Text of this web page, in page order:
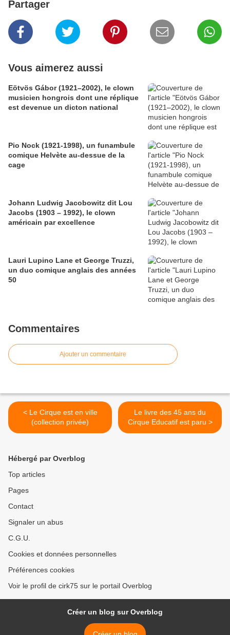
Partager
Vous aimerez aussi
Eötvös Gábor (1921–2002), le clown
musicien hongrois dont une réplique
est devenue un dicton national
Pio Nock (1921-1998), un funambule
comique Helvète au-dessue de la
cage
Johann Ludwig Jacobowitz dit Lou
Jacobs (1903 – 1992), le clown
américain par excellence
Lauri Lupino Lane et George Truzzi,
un duo comique anglais des années
50
Commentaires
Ajouter un commentaire
< Le Cirque est en ville
(collection privée)
Le livre des 45 ans du
Cirque Educatif est paru >
Hébergé par Overblog
Top articles
Pages
Contact
Signaler un abus
C.G.U.
Cookies et données personnelles
Préférences cookies
Voir le profil de cirk75 sur le portail Overblog
Créer un blog sur Overblog